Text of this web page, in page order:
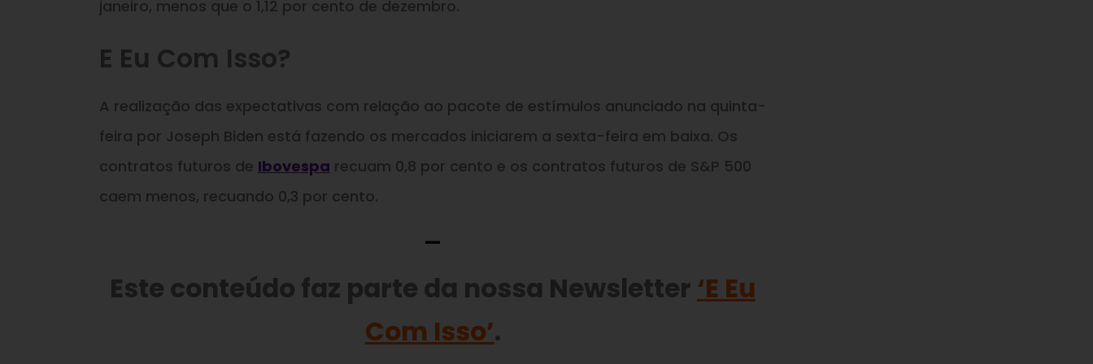
janeiro, menos que o 1,12 por cento de dezembro.
E Eu Com Isso?
A realização das expectativas com relação ao pacote de estímulos anunciado na quinta-
feira por Joseph Biden está fazendo os mercados iniciarem a sexta-feira em baixa. Os
contratos futuros de Ibovespa recuam 0,8 por cento e os contratos futuros de S&P 500
caem menos, recuando 0,3 por cento.
—
Este conteúdo faz parte da nossa Newsletter ‘E Eu
Com Isso’.